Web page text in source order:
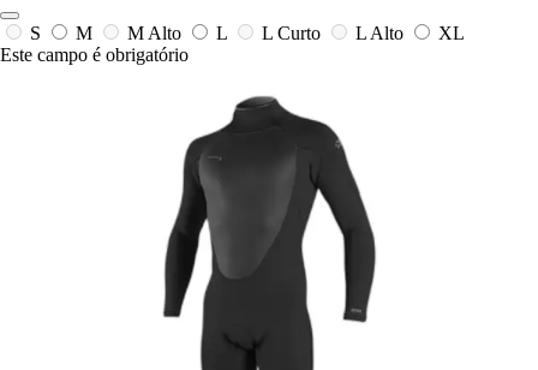
S M M Alto L L Curto L Alto
XL
Este campo é obrigatório